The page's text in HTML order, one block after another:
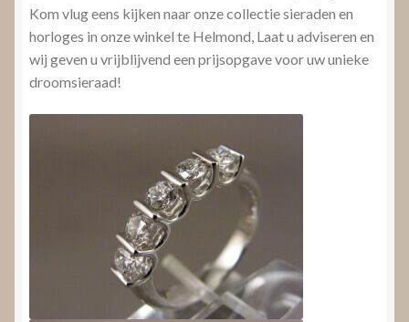
Kom vlug eens kijken naar onze collectie sieraden en
horloges in onze winkel te Helmond, Laat u adviseren en
wij geven u vrijblijvend een prijsopgave voor uw unieke
droomsieraad!